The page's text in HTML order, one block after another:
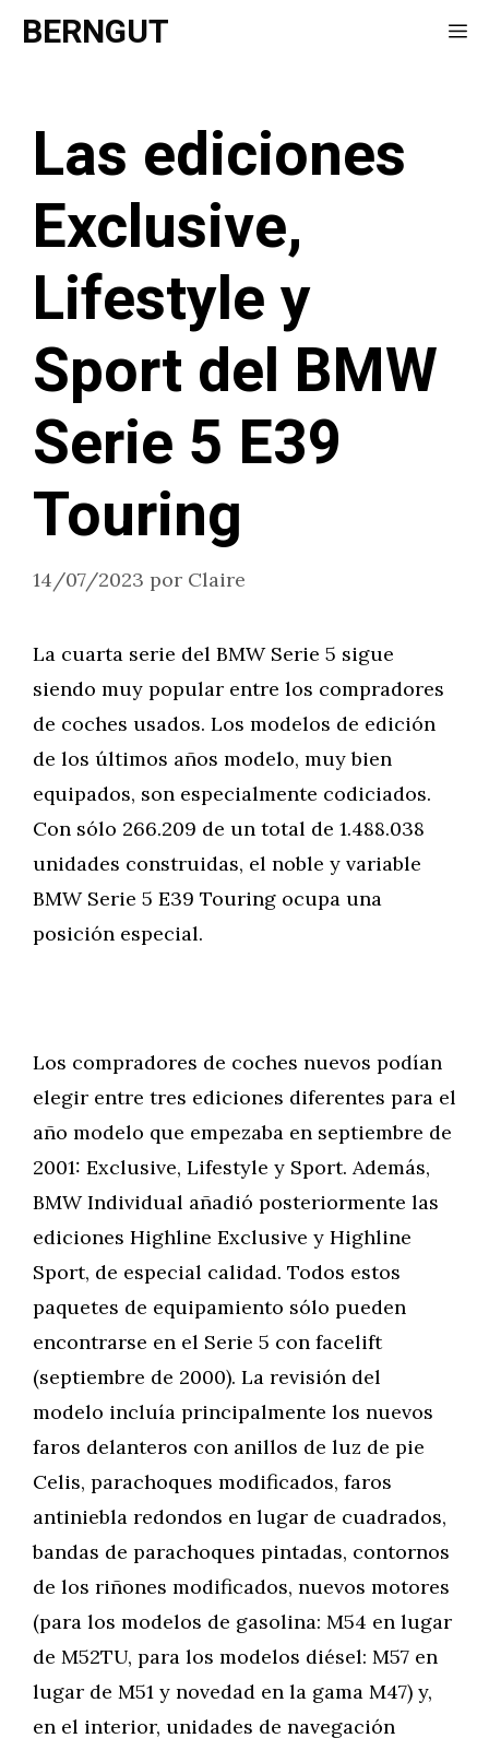
Saltar
BERNGUT
Las ediciones
Exclusive,
Lifestyle y
Sport del BMW
Serie 5 E39
Touring
14/07/2023 por Claire
La cuarta serie del BMW Serie 5 sigue
siendo muy popular entre los compradores
de coches usados. Los modelos de edición
de los últimos años modelo, muy bien
equipados, son especialmente codiciados.
Con sólo 266.209 de un total de 1.488.038
unidades construidas, el noble y variable
BMW Serie 5 E39 Touring ocupa una
posición especial.
Los compradores de coches nuevos podían
elegir entre tres ediciones diferentes para el
año modelo que empezaba en septiembre de
2001: Exclusive, Lifestyle y Sport. Además,
BMW Individual añadió posteriormente las
ediciones Highline Exclusive y Highline
Sport, de especial calidad. Todos estos
paquetes de equipamiento sólo pueden
encontrarse en el Serie 5 con facelift
(septiembre de 2000). La revisión del
modelo incluía principalmente los nuevos
faros delanteros con anillos de luz de pie
Celis, parachoques modificados, faros
antiniebla redondos en lugar de cuadrados,
bandas de parachoques pintadas, contornos
de los riñones modificados, nuevos motores
(para los modelos de gasolina: M54 en lugar
de M52TU, para los modelos diésel: M57 en
lugar de M51 y novedad en la gama M47) y,
en el interior, unidades de navegación